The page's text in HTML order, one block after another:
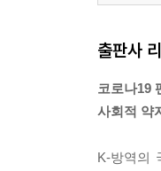
출판사
코로나19
사회적 약
K-방역의